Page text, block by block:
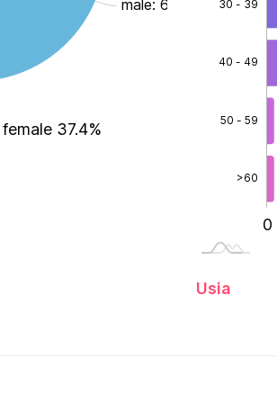
male: 62.6%
female 37.4%
40 - 49
30 - 39
40 - 49
50 - 59
>60
-200
-100
0
400
Usia